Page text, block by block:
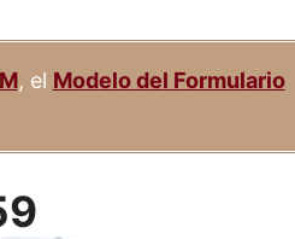
, el Modelo del Formulario